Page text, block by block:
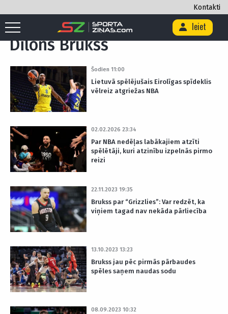
Kontakti
Ieiet
Sākums Birka "Dilons Brukss"
Dilons Brukss
Šodien 11:00
Lietuvā spēlējušais Eirolīgas spīdeklis
vēlreiz atgriežas NBA
02.02.2026 23:34
Par NBA nedēļas labākajiem atzīti
spēlētāji, kuri atzinību izpelnās pirmo
reizi
22.11.2023 19:35
Brukss par “Grizzlies”: Var redzēt, ka
viņiem tagad nav nekāda pārliecība
13.10.2023 13:23
Brukss jau pēc pirmās pārbaudes
spēles saņem naudas sodu
08.09.2023 10:32